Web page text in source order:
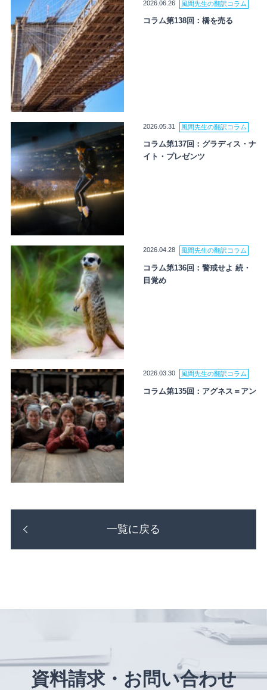
2026.06.26 風間先生の翻訳コラム
コラム第138回：橋を売る
2026.05.31 風間先生の翻訳コラム
コラム第137回：グラディス・ナ
イト・プレゼンツ
2026.04.28 風間先生の翻訳コラム
コラム第136回：警戒せよ 続・
目覚め
2026.03.30 風間先生の翻訳コラム
コラム第135回：アグネス＝アン
一覧に戻る
資料請求・お問い合わせ